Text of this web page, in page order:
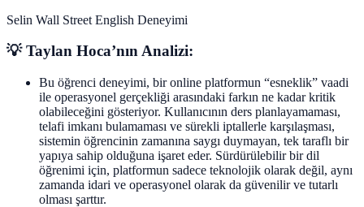
Selin Wall Street English Deneyimi
💡 Taylan Hoca’nın Analizi:
Bu öğrenci deneyimi, bir online platformun “esneklik” vaadi
ile operasyonel gerçekliği arasındaki farkın ne kadar kritik
olabileceğini gösteriyor. Kullanıcının ders planlayamaması,
telafi imkanı bulamaması ve sürekli iptallerle karşılaşması,
sistemin öğrencinin zamanına saygı duymayan, tek taraflı bir
yapıya sahip olduğuna işaret eder. Sürdürülebilir bir dil
öğrenimi için, platformun sadece teknolojik olarak değil, aynı
zamanda idari ve operasyonel olarak da güvenilir ve tutarlı
olması şarttır.